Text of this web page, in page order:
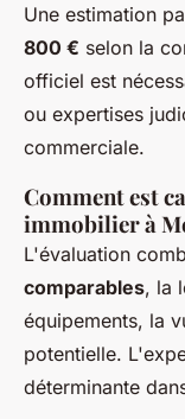
Une estimation
800 € selon la
officiel est
ou expertises
commerciale.
Comment est
immobilier à
L'évaluation
comparables, la
équipements, la
potentielle.
déterminante